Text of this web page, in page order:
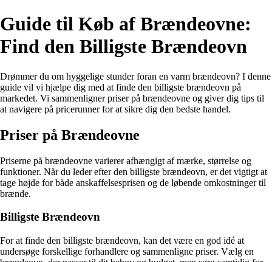
Guide til Køb af Brændeovne:
Find den Billigste Brændeovn
Drømmer du om hyggelige stunder foran en varm brændeovn? I denne
guide vil vi hjælpe dig med at finde den billigste brændeovn på
markedet. Vi sammenligner priser på brændeovne og giver dig tips til
at navigere på pricerunner for at sikre dig den bedste handel.
Priser på Brændeovne
Priserne på brændeovne varierer afhængigt af mærke, størrelse og
funktioner. Når du leder efter den billigste brændeovn, er det vigtigt at
tage højde for både anskaffelsesprisen og de løbende omkostninger til
brænde.
Billigste Brændeovn
For at finde den billigste brændeovn, kan det være en god idé at
undersøge forskellige forhandlere og sammenligne priser. Vælg en